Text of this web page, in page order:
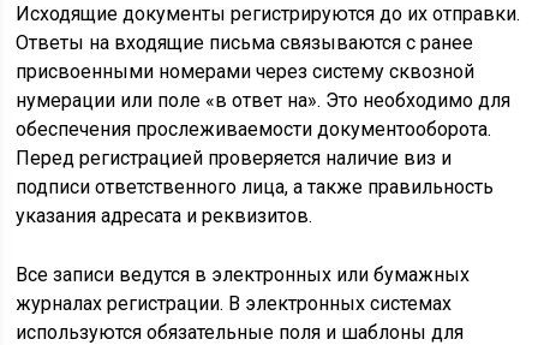
Исходящие документы регистрируются до их отправки.
Ответы на входящие письма связываются с ранее
присвоенными номерами через систему сквозной
нумерации или поле «в ответ на». Это необходимо для
обеспечения прослеживаемости документооборота.
Перед регистрацией проверяется наличие виз и
подписи ответственного лица, а также правильность
указания адресата и реквизитов.
Все записи ведутся в электронных или бумажных
журналах регистрации. В электронных системах
используются обязательные поля и шаблоны для